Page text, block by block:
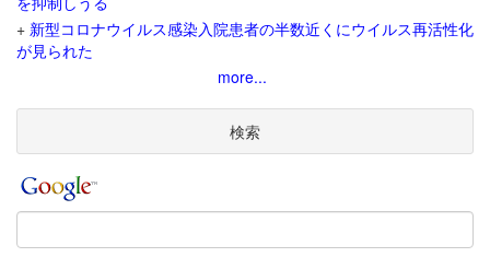
+ 新型コロナウイルス感染入院患者の半数近くにウイルス再活性化
が見られた
more...
検索